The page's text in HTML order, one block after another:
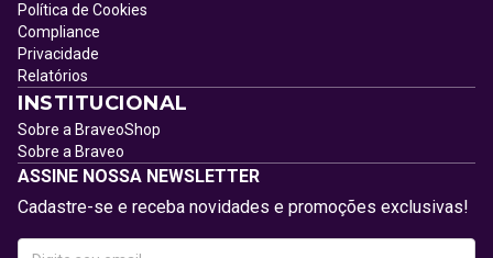
Política de Cookies
Compliance
Privacidade
Relatórios
INSTITUCIONAL
Sobre a BraveoShop
Sobre a Braveo
ASSINE NOSSA NEWSLETTER
Cadastre-se e receba novidades e promoções exclusivas!